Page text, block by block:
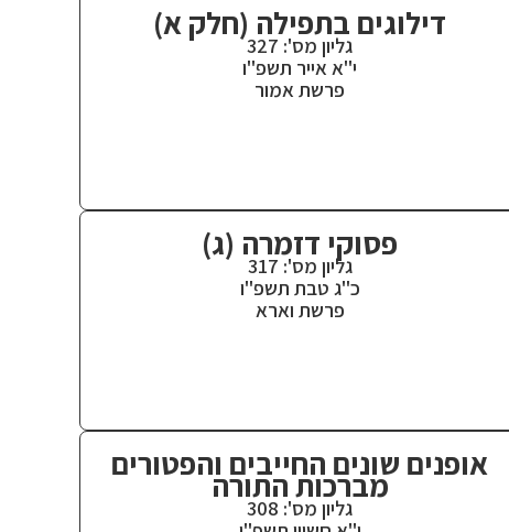
דילוגים בתפילה (חלק א)
גליון מס': 327
י"א אייר תשפ"ו
פרשת אמור
פסוקי דזמרה (ג)
גליון מס': 317
כ"ג טבת תשפ"ו
פרשת וארא
אופנים שונים החייבים והפטורים
מברכות התורה
גליון מס': 308